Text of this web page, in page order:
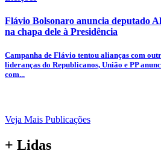
Flávio Bolsonaro anuncia deputado
na chapa dele à Presidência
Campanha de Flávio tentou alianças com
lideranças do Republicanos, União e PP
com...
Veja Mais Publicações
+ Lidas